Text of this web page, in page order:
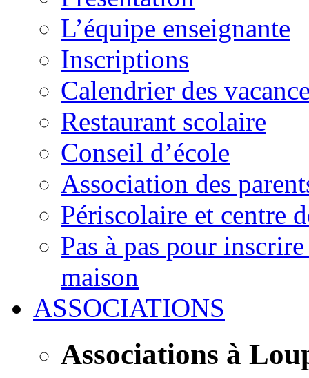
L’équipe enseignante
Inscriptions
Calendrier des
Restaurant scolaire
Conseil d’école
Association des
Périscolaire et centre
Pas à pas pour
maison
ASSOCIATIONS
Associations à